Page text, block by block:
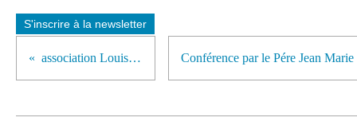
S'inscrire à la newsletter
association Louis-Bryan